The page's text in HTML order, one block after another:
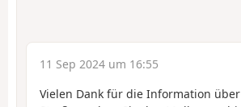
11 Sep 2024 um 16:55
Vielen Dank für die Information